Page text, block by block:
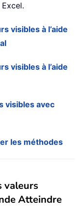
visibles à l’aide
visibles à l’aide
visibles avec
les méthodes
valeurs
Atteindre